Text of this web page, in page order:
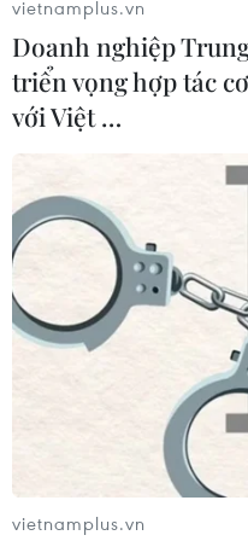
Nghệ An: Đường
bản Na Ngân không
19/10/2025 08:23
Anh Lương Văn Ủn, Phó
đường ra trung tâm xã
có thể đi mua xăng
không thể chở được
vietnamplus.vn
Doanh nghiệp
triển vọng hợp tác
với Việt …
vietnamplus.vn